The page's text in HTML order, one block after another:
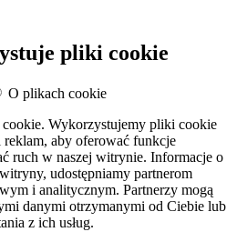
pliki cookie
O plikach cookie
Wykorzystujemy pliki cookie
reklam, aby oferować funkcje
ruch w naszej witrynie. Informacje o
udostępniamy partnerom
i analitycznym. Partnerzy mogą
danymi otrzymanymi od Ciebie lub
z ich usług.